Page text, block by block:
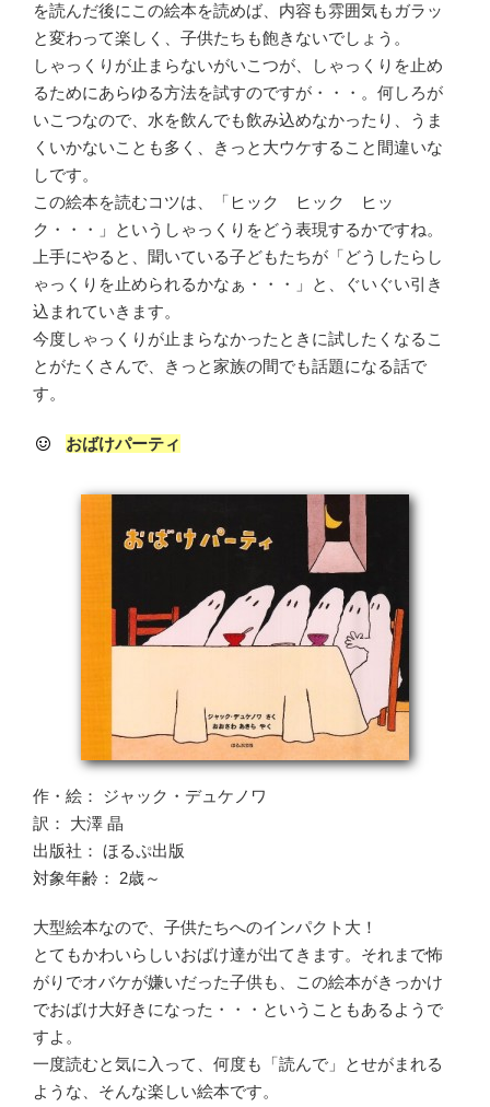
を読んだ後にこの絵本を読めば、内容も雰囲気もガラッ
と変わって楽しく、子供たちも飽きないでしょう。
しゃっくりが止まらないがいこつが、しゃっくりを止め
るためにあらゆる方法を試すのですが・・・。何しろが
いこつなので、水を飲んでも飲み込めなかったり、うま
くいかないことも多く、きっと大ウケすること間違いな
しです。
この絵本を読むコツは、「ヒック ヒック ヒッ
ク・・・」というしゃっくりをどう表現するかですね。
上手にやると、聞いている子どもたちが「どうしたらし
ゃっくりを止められるかなぁ・・・」と、ぐいぐい引き
込まれていきます。
今度しゃっくりが止まらなかったときに試したくなるこ
とがたくさんで、きっと家族の間でも話題になる話で
す。
おばけパーティ
作・絵： ジャック・デュケノワ
訳： 大澤 晶
出版社： ほるぷ出版
対象年齢： 2歳～
大型絵本なので、子供たちへのインパクト大！
とてもかわいらしいおばけ達が出てきます。それまで怖
がりでオバケが嫌いだった子供も、この絵本がきっかけ
でおばけ大好きになった・・・ということもあるようで
すよ。
一度読むと気に入って、何度も「読んで」とせがまれる
ような、そんな楽しい絵本です。